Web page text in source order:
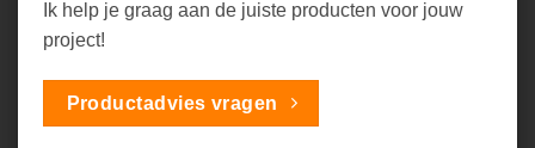
Ik help je graag aan de juiste producten voor jouw
project!
Productadvies vragen